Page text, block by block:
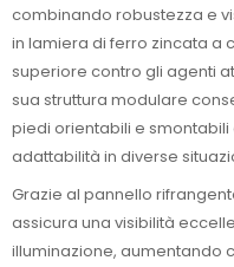
combinando robustezza e
in lamiera di ferro zincata a
superiore contro gli agenti
sua struttura modulare
piedi orientabili e
adattabilità in diverse
Grazie al pannello
assicura una visibilità
illuminazione, aumentando